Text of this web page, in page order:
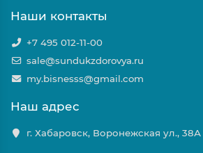
Наши контакты
+7 495 012-11-00
sale@sundukzdorovya.ru
my.bisnesss@gmail.com
Наш адрес
г. Хабаровск, Воронежская ул., 38А